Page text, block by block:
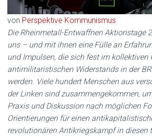
von Perspektive Kommunismus
Die Rheinmetall-Entwaffnen Aktionstage
uns – und mit ihnen eine Fülle an
und Impulsen, die sich fest im kollektiven
antimilitaristischen Widerstands in der
werden. Viele hundert Menschen aus
der Linken sind zusammengekommen,
Praxis und Diskussion nach möglichen
Orientierungen für einen
revolutionären Antikriegskampf in diesen